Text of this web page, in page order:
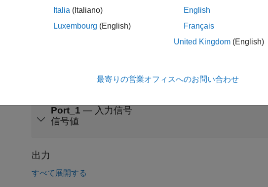
信号値の変化の検出
Port_1 — 入力信号
信号値
出力
すべて展開する
Italia (Italiano)
Luxembourg (English)
English
Français
United Kingdom (English)
最寄りの営業オフィスへのお問い合わせ